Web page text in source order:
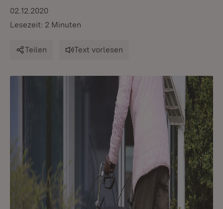
02.12.2020
Lesezeit: 2 Minuten
Teilen Text vorlesen